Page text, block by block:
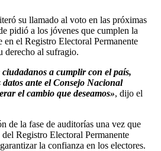
su llamado al voto en las próximas
pidió a los jóvenes que cumplen la
en el Registro Electoral Permanente
derecho al sufragio.
a cumplir con el país,
ante el Consejo Nacional
el cambio que deseamos», dijo el
de la fase de auditorías una vez que
Registro Electoral Permanente
la confianza en los electores.